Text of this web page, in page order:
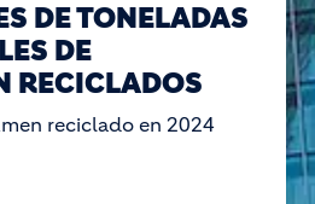
DE TONELADAS
DE
RECICLADOS
reciclado en 2024